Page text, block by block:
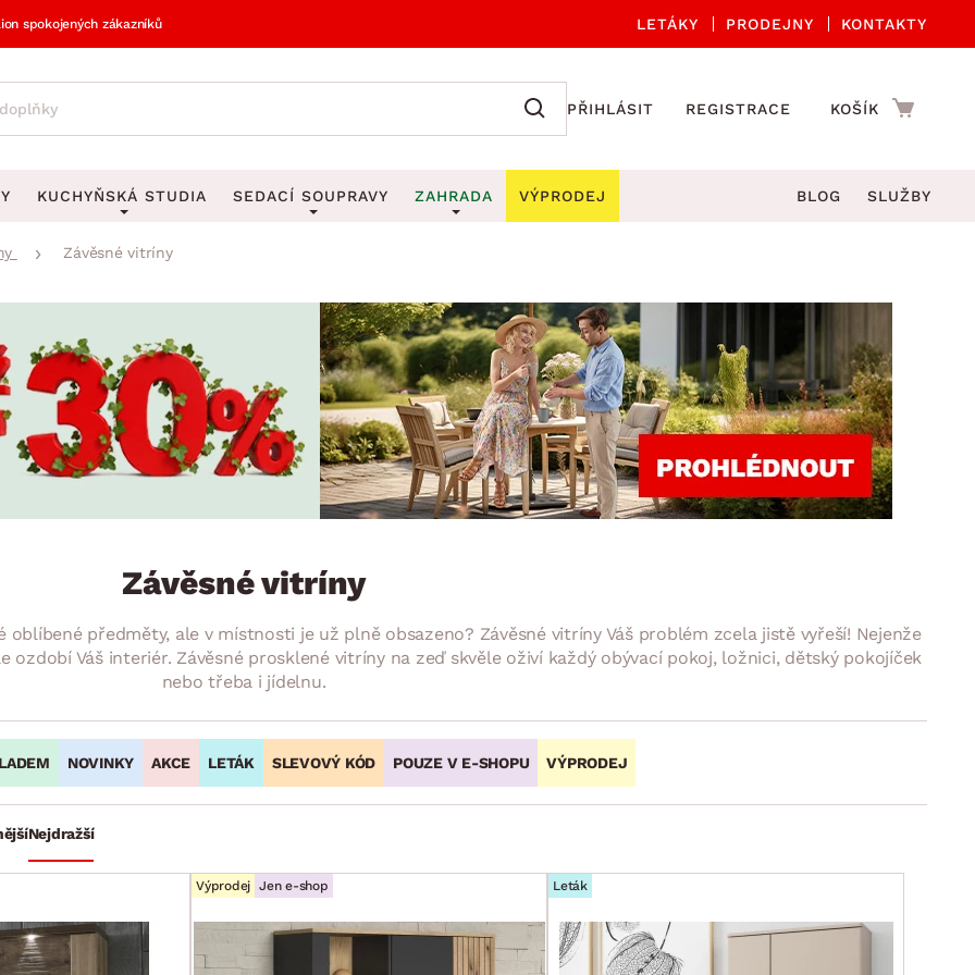
spokojených zákazníků LETÁKY PRODEJNY KONTAKTY
PŘIHLÁSIT REGISTRACE KOŠÍK
DEKORACE
Obrazy
Hodiny
Vázy
Zobrazit vše
Věšáky na klíče
Stojany na deštníky
Stojany na noviny
Stojany na oblečení
Zobrazit vše
Kuchyňské příslušenství
Koupelnové doplňky
Zahradní doplňky
ZAHRADNÍ DOPLŇKY VÁNOCE
KUCHYŇSKÁ STUDIA SEDACÍ SOUPRAVY
Rohové sedací soupravy
Sedací soupravy 3-2-1
Sedací soupravy na míru
ZAHRADA
Zahradní židle a křesla
Zahradní lavice
Zahradní stoly
Zahradní houpačky
Zahradní lehátka
Zahradní doplňky
VÝPRODEJ BLOG SLUŽBY
Závěsné vitríny
Závěsné vitríny
předměty, ale v místnosti je už plně obsazeno? Závěsné vitríny Váš problém zcela jistě vyřeší! Nejenže
Váš interiér. Závěsné prosklené vitríny na zeď skvěle oživí každý obývací pokoj, ložnici, dětský pokojíček
nebo třeba i jídelnu.
NOVINKY AKCE LETÁK SLEVOVÝ KÓD POUZE V E-SHOPU VÝPRODEJ
Nejdražší
Výprodej Jen e-shop Leták